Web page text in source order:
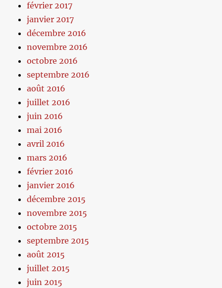
février 2017
janvier 2017
décembre 2016
novembre 2016
octobre 2016
septembre 2016
août 2016
juillet 2016
juin 2016
mai 2016
avril 2016
mars 2016
février 2016
janvier 2016
décembre 2015
novembre 2015
octobre 2015
septembre 2015
août 2015
juillet 2015
juin 2015